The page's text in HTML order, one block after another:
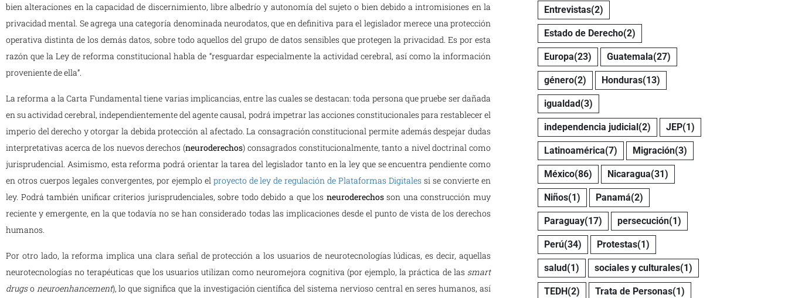
bien alteraciones en la capacidad de discernimiento, libre albedrío y autonomía del sujeto o bien debido a intromisiones en la
privacidad mental. Se agrega una categoría denominada neurodatos, que en definitiva para el legislador merece una protección
operativa distinta de los demás datos, sobre todo aquellos del grupo de datos sensibles que protegen la privacidad. Es por esta
razón que la Ley de reforma constitucional habla de “resguardar especialmente la actividad cerebral, así como la información
proveniente de ella”.
La reforma a la Carta Fundamental tiene varias implicancias, entre las cuales se destacan: toda persona que pruebe ser dañada
en su actividad cerebral, independientemente del agente causal, podrá impetrar las acciones constitucionales para restablecer el
imperio del derecho y otorgar la debida protección al afectado. La consagración constitucional permite además despejar dudas
interpretativas acerca de los nuevos derechos (neuroderechos) consagrados constitucionalmente, tanto a nivel doctrinal como
jurisprudencial. Asimismo, esta reforma podrá orientar la tarea del legislador tanto en la ley que se encuentra pendiente como
en otros cuerpos legales convergentes, por ejemplo el proyecto de ley de regulación de Plataformas Digitales si se convierte en
ley. Podrá también unificar criterios jurisprudenciales, sobre todo debido a que los neuroderechosson una construcción muy
reciente y emergente, en la que todavía no se han considerado todas las implicaciones desde el punto de vista de los derechos
humanos.
Por otro lado, la reforma implica una clara señal de protección a los usuarios de neurotecnologías lúdicas, es decir, aquellas
neurotecnologías no terapéuticas que los usuarios utilizan como neuromejora cognitiva (por ejemplo, la práctica de las smart
drugso neuroenhancement), lo que significa que la investigación científica del sistema nervioso central en seres humanos, así
Entrevistas(2)
Estado de Derecho(2)
Europa(23) Guatemala(27)
género(2) Honduras(13)
igualdad(3)
independencia judicial(2) JEP(1)
Latinoamérica(7) Migración(3)
México(86) Nicaragua(31)
Niños(1) Panamá(2)
Paraguay(17) persecución(1)
Perú(34) Protestas(1)
salud(1) sociales y culturales(1)
TEDH(2) Trata de Personas(1)